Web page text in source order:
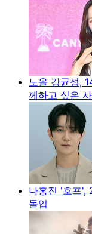
노을 강균성,
께하고 싶은
나홍진 '호프',
돌입